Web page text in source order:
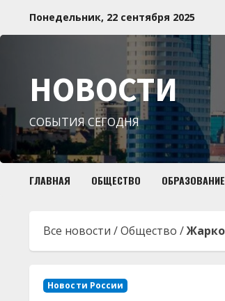
Понедельник, 22 сентября 2025
НОВОСТИ
СОБЫТИЯ СЕГОДНЯ
ГЛАВНАЯ ОБЩЕСТВО ОБРАЗОВАНИЕ
Все новости /Общество /
Новости России